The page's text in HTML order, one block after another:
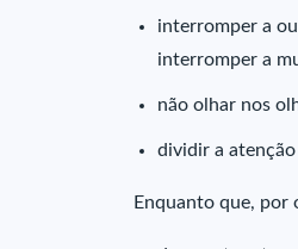
interromper a
interromper a
não olhar nos
dividir a
Enquanto que,